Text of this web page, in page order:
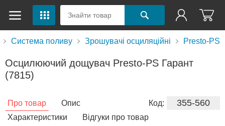
Система поливу Зрошувачі осциляційні Presto-PS
Осцилюючий дощувач Presto-PS Гарант
(7815)
Код: 355-560
Про товар
Опис
Характеристики
Відгуки про товар